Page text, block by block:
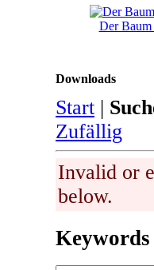
Der
Downloads
Start |
Zufällig
Invalid or
below.
Keywords